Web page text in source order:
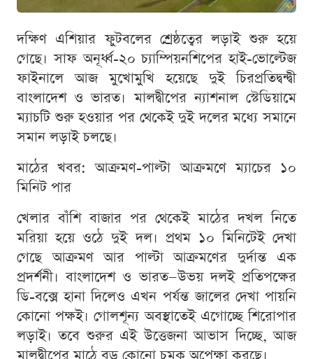
দক্ষিণ এশিয়ার ফুটবলের শ্রেষ্ঠত্বের লড়াই শুরু হয়ে
গেছে। সাফ অনূর্ধ্ব-২০ চ্যাম্পিয়নশিপের হাই-ভোল্টেজ
ফাইনালে আজ মুখোমুখি হয়েছে দুই চিরপ্রতিদ্বন্দ্বী
বাংলাদেশ ও ভারত। মালদ্বীপের ন্যাশনাল স্টেডিয়ামে
ম্যাচটি শুরু হওয়ার পর থেকেই দুই দলের মধ্যে সমানে
সমান লড়াই চলছে।
মাঠের খবর: আক্রমণ-পাল্টা আক্রমণে ম্যাচের ১০
মিনিট পার
খেলার বাঁশি বাজার পর থেকেই মাঠের দখল নিতে
মরিয়া হয়ে ওঠে দুই দল। প্রথম ১০ মিনিটেই দেখা
গেছে আক্রমণ আর পাল্টা আক্রমণের দুর্দান্ত এক
প্রদর্শনী। বাংলাদেশ ও ভারত—উভয় দলই প্রতিপক্ষের
ডি-বক্সে হানা দিলেও এখন পর্যন্ত জালের দেখা পায়নি
কোনো পক্ষই। গোলশূন্য অবস্থাতেই এগোচ্ছে শিরোপার
লড়াই। তবে শুরুর এই উত্তেজনা আভাস দিচ্ছে, আজ